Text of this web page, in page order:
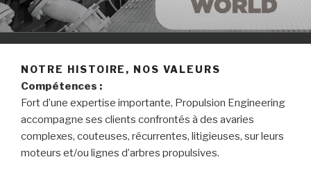
NOTRE HISTOIRE, NOS VALEURS
Compétences :
Fort d’une expertise importante, Propulsion Engineering
accompagne ses clients confrontés à des avaries
complexes, couteuses, récurrentes, litigieuses, sur leurs
moteurs et/ou lignes d’arbres propulsives.